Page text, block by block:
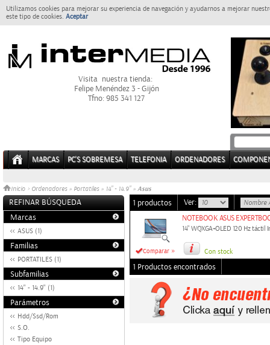
Utilizamos cookies para mejorar su experiencia de navegación y ayudarnos a mejorar
este tipo de cookies. Aceptar
Visita nuestra tienda:
Felipe Menéndez 3 - Gijón
Tfno: 985 341 127
MARCAS PC'S SOBREMESA TELEFONIA ORDENADORES
Inicio > Ordenadores » Portatiles » 14" - 14.9"» Asus
REFINAR BÚSQUEDA
Marcas
ASUS (1)
Familias
PORTATILES (1)
Subfamilias
14" - 14.9" (1)
Parámetros
Hdd/Ssd/Rom
S.O.
Tipo Equipo
1 productos Ver:
Comparar »
NOTEBOOK ASUS
14" WQXGA+OLED 120 Hz táctil
Con stock
1 Productos encontrados